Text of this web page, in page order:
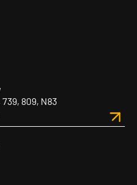
739, 809, N83